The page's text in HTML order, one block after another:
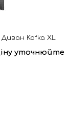
Диван Kafka XL
уточнюйте